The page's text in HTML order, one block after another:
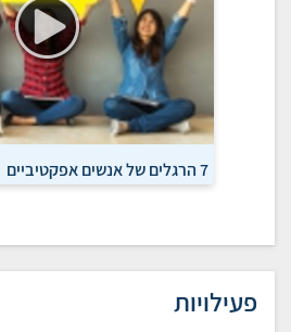
7 הרגלים של אנשים אפקטיביים
פעילויות